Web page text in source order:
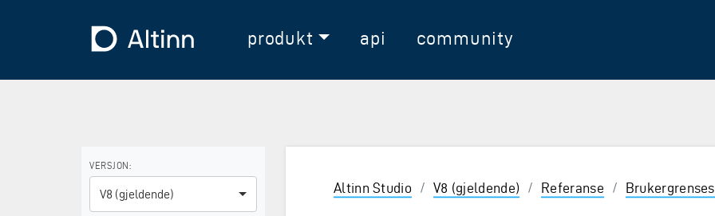
Til forsidenprodukt api community
VERSJON:
V8 (gjeldende)
Bruk piltastene for å navigere mellom versjoner og Enter for å velge
Altinn Studio / V8 (gjeldende) / Referanse /